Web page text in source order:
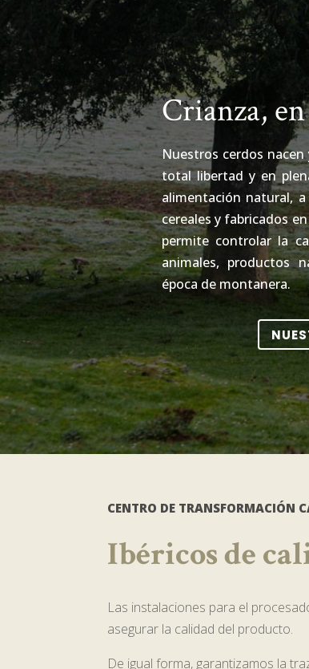
Crianza,
Nuestros cerdos
total libertad y en
alimentación natural,
cereales y fabricados
permite controlar la
animales, productos
época de montanera.
CENTRO DE TRANSFORMACIÓN
Ibéricos de
Las instalaciones para el
asegurar la calidad del producto.
De igual forma, garantizamos la